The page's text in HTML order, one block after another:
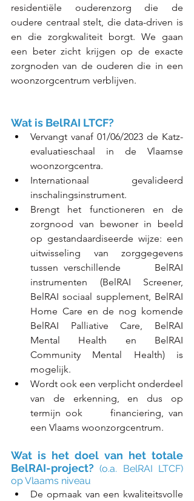
residentiële ouderenzorg die de
oudere centraal stelt, die data-driven is
en die zorgkwaliteit borgt. We gaan
een beter zicht krijgen op de exacte
zorgnoden van de ouderen die in een
woonzorgcentrum verblijven.
Wat is BelRAI LTCF?
Vervangt vanaf 01/06/2023 de Katz-
evaluatieschaal in de Vlaamse
woonzorgcentra.
Internationaal gevalideerd
inschalingsinstrument.
Brengt het functioneren en de
zorgnood van bewoner in beeld
op gestandaardiseerde wijze: een
uitwisseling van zorggegevens
tussen verschillende      BelRAI
instrumenten (BelRAI Screener,
BelRAI sociaal supplement, BelRAI
Home Care en de nog komende
BelRAI Palliative Care, BelRAI
Mental Health en BelRAI
Community Mental Health) is
mogelijk.
Wordt ook een verplicht onderdeel
van de erkenning, en dus op
termijn ook      financiering, van
een Vlaams woonzorgcentrum.
Wat is het doel van het totale
BelRAI-project? (o.a. BelRAI LTCF)
op Vlaams niveau
De opmaak van een kwaliteitsvolle